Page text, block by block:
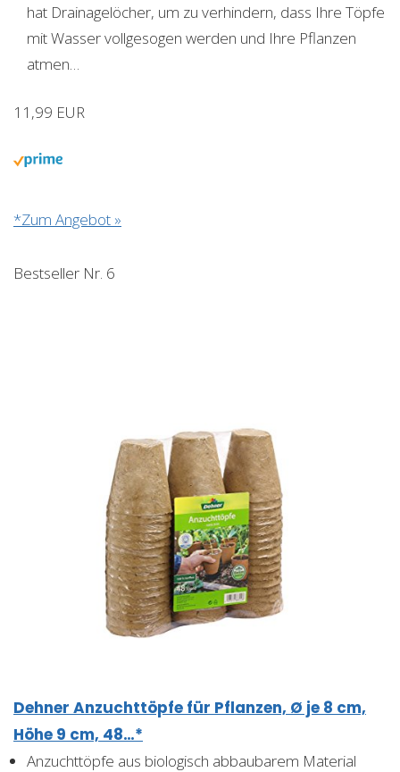
hat Drainagelöcher, um zu verhindern, dass Ihre Töpfe
mit Wasser vollgesogen werden und Ihre Pflanzen
atmen…
11,99 EUR
*Zum Angebot »
Bestseller Nr. 6
Dehner Anzuchttöpfe für Pflanzen, Ø je 8 cm,
Höhe 9 cm, 48…*
Anzuchttöpfe aus biologisch abbaubarem Material